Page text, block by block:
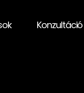
Konzultáció